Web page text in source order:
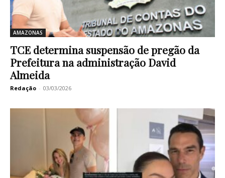
AMAZONAS
TCE determina suspensão de pregão da
Prefeitura na administração David
Almeida
Redação - 03/03/2026